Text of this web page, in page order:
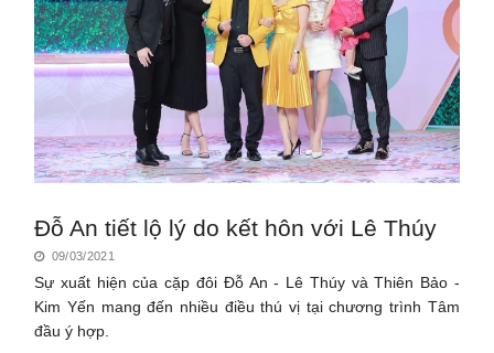
Đỗ An tiết lộ lý do kết hôn với Lê Thúy
09/03/2021
Sự xuất hiện của cặp đôi Đỗ An - Lê Thúy và Thiên Bảo -
Kim Yến mang đến nhiều điều thú vị tại chương trình Tâm
đầu ý hợp.